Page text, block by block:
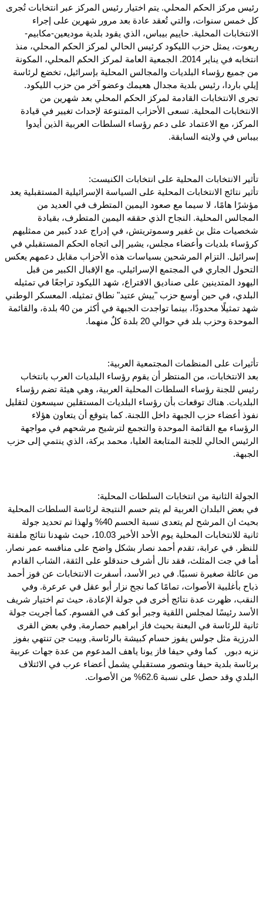
رئيس مركز الحكم المحلي. يتم اختيار رئيس المركز عبر انتخابات تُجرى
كل خمس سنوات، والتي تُعقد عادة بعد مرور شهرين على إجراء
الانتخابات المحلية. حاييم بيباس، الذي يقود بلدية موديعين-مكابيم-
ريعوت، يمثل حزب الليكود كرئيس الحالي لمركز الحكم المحلي، منذ
انتخابه في يناير 2014. الجمعية العامة لمركز الحكم المحلي، المكونة
من جميع رؤساء البلديات والمجالس المحلية بإسرائيل، تخضع لرئاسة
إيلي باردا، رئيس بلدية مجدال هعيمك وعضو آخر من حزب الليكود.
تجرى الانتخابات القادمة لمركز الحكم المحلي بعد شهرين من
الانتخابات المحلية. تسعى الأحزاب المتنوعة لإحداث تغيير في قيادة
المركز، مع الاعتماد على دعم رؤساء السلطات العربية الذين أيدوا
بيباس في ولايته السابقة.
تأثير الانتخابات المحلية على انتخابات الكنيست:
تأثير نتائج الانتخابات المحلية على السياسة الإسرائيلية المستقبلية يعد
مؤشرًا هامًا، لا سيما مع صعود اليمين المتطرف في العديد من
المجالس المحلية. النجاح الذي حققه اليمين المتطرف، بقيادة
شخصيات مثل بن غفير وسموتريتش، في إدراج عدد كبير من ممثليهم
كرؤساء بلديات وأعضاء مجلس، يشير إلى اتجاه الحكم المستقبلي في
إسرائيل. التزام المرشحين بسياسات هذه الأحزاب مقابل دعمهم يعكس
التحول الجاري في المجتمع الإسرائيلي. مع الإقبال الكبير من قبل
اليهود المتدينين على صناديق الاقتراع، شهد الليكود تراجعًا في تمثيله
البلدي، في حين أوسع حزب "ييش عتيد" نطاق تمثيله. المعسكر الوطني
شهد تمثيلًا محدودًا، بينما تواجدت الجبهة في أكثر من 40 بلدة، والقائمة
الموحدة وحزب بلد في حوالي 20 بلدة كلٌ منهما.
تأثيرات على المنظمات المجتمعية العربية:
بعد الانتخابات، من المنتظر أن يقوم رؤساء البلديات العرب بانتخاب
رئيس للجنة رؤساء السلطات المحلية العربية، وهي هيئة تضم رؤساء
البلديات. هناك توقعات بأن رؤساء البلديات المستقلين سيسعون لتقليل
نفوذ أعضاء حزب الجبهة داخل اللجنة. كما يتوقع أن يتعاون هؤلاء
الرؤساء مع القائمة الموحدة والتجمع لترشيح مرشحهم في مواجهة
الرئيس الحالي للجنة المتابعة العليا، محمد بركة، الذي ينتمي إلى حزب
الجبهة.
الجولة الثانية من انتخابات السلطات المحلية:
في بعض البلدان العربية لم يتم حسم النتيجة لرئاسة السلطات المحلية
بحيث ان المرشح لم يتعدى نسبة الحسم 40% ولهذا تم تحديد جولة
ثانية للانتخابات المحلية يوم الأحد الأخير 10.03، حيث شهدنا نتائج ملفتة
للنظر. في عرابة، تقدم أحمد نصار بشكل واضح على منافسه عمر نصار.
أما في جت المثلث، فقد نال أشرف حندقلو على الثقة، الشاب القادم
من عائلة صغيرة نسبيًا. في دير الأسد، أسفرت الانتخابات عن فوز أحمد
ذباح بأغلبية الأصوات، تمامًا كما نجح نزار أبو عقل في عرعرة. وفي
النقب، ظهرت عدة نتائج أخرى في جولة الإعادة، حيث تم اختيار شريف
الأسد رئيسًا لمجلس اللقية وجبر أبو كف في القسوم. كما أجريت جولة
ثانية للرئاسة في البعنة بحيث فاز ابراهيم حصارمة, وفي بعض القرى
الدرزية مثل جولس يفوز حسام كبيشة بالرئاسة, وبيت جن تنتهي بفوز
نزيه دبور, كما وفي حيفا فاز يونا ياهف المدعوم من عدة جهات عربية
برئاسة بلدية حيفا وبتصور مستقبلي يشمل أعضاء عرب في الائتلاف
البلدي وقد حصل على نسبة 62.6% من الأصوات.